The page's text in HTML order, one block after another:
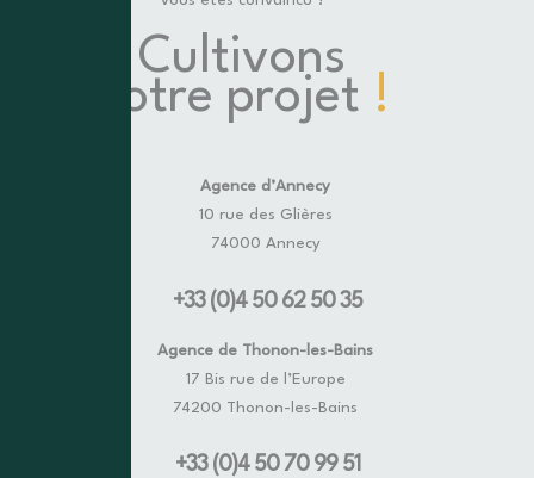
Cultivons
votre projet !
Agence d’Annecy
10 rue des Glières
74000 Annecy
+33 (0)4 50 62 50 35
Agence de Thonon-les-Bains
17 Bis rue de l’Europe
74200 Thonon-les-Bains
+33 (0)4 50 70 99 51